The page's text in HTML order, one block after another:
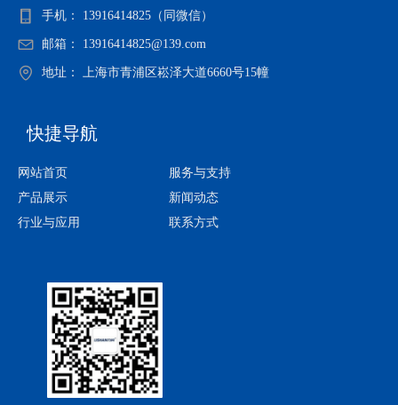
手机： 13916414825（同微信）
邮箱： 13916414825@139.com
地址： 上海市青浦区崧泽大道6660号15幢
快捷导航
网站首页
产品展示
行业与应用
服务与支持
新闻动态
联系方式